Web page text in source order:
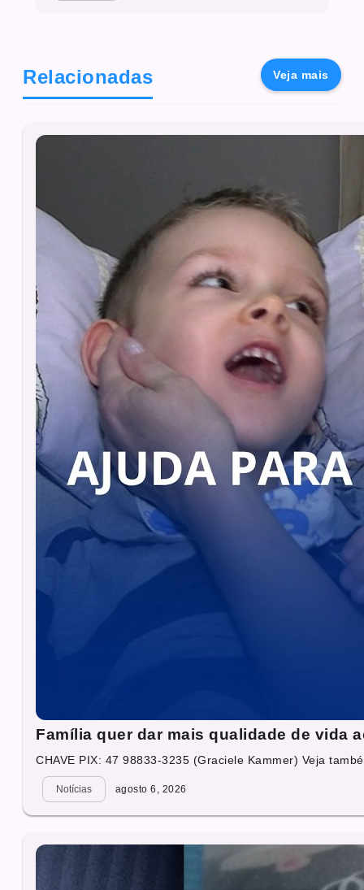
Relacionadas Veja mais
Família quer dar mais qualidade de vida
CHAVE PIX: 47 98833-3235 (Graciele Kammer) Veja
Notícias agosto 6, 2026